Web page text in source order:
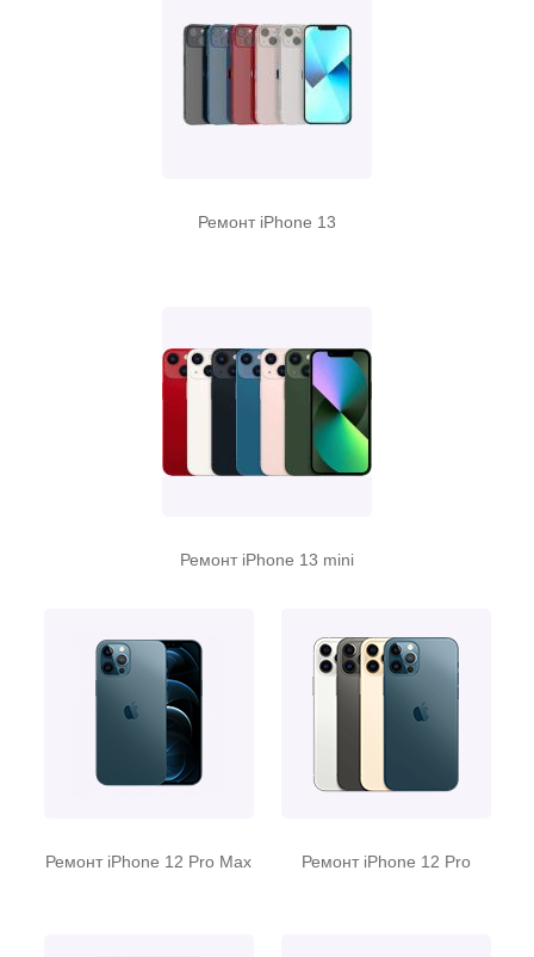
Ремонт iPhone 13
Ремонт iPhone 13 mini
Ремонт iPhone 12 Pro Max Ремонт iPhone 12 Pro